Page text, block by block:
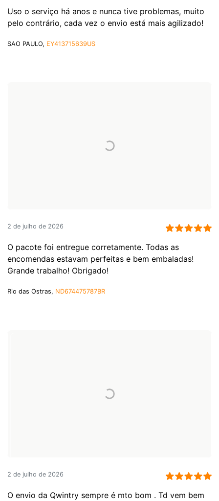
Uso o serviço há anos e nunca tive problemas, muito
pelo contrário, cada vez o envio está mais agilizado!
SAO PAULO, EY413715639US
2 de julho de 2026
O pacote foi entregue corretamente. Todas as
encomendas estavam perfeitas e bem embaladas!
Grande trabalho! Obrigado!
Rio das Ostras, ND674475787BR
2 de julho de 2026
O envio da Qwintry sempre é mto bom . Td vem bem